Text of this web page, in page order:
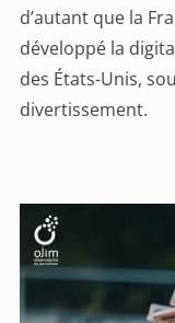
d’autant que la
développé la
des États-Unis,
divertissement.